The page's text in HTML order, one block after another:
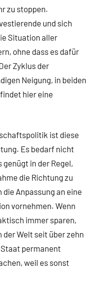
zu stoppen.
und sich
Situation aller
ohne dass es dafür
Zyklus der
Neigung, in beiden
hier eine
ist diese
Es bedarf nicht
in der Regel,
die Richtung zu
Anpassung an eine
vornehmen. Wenn
immer sparen,
Welt seit über zehn
permanent
weil es sonst